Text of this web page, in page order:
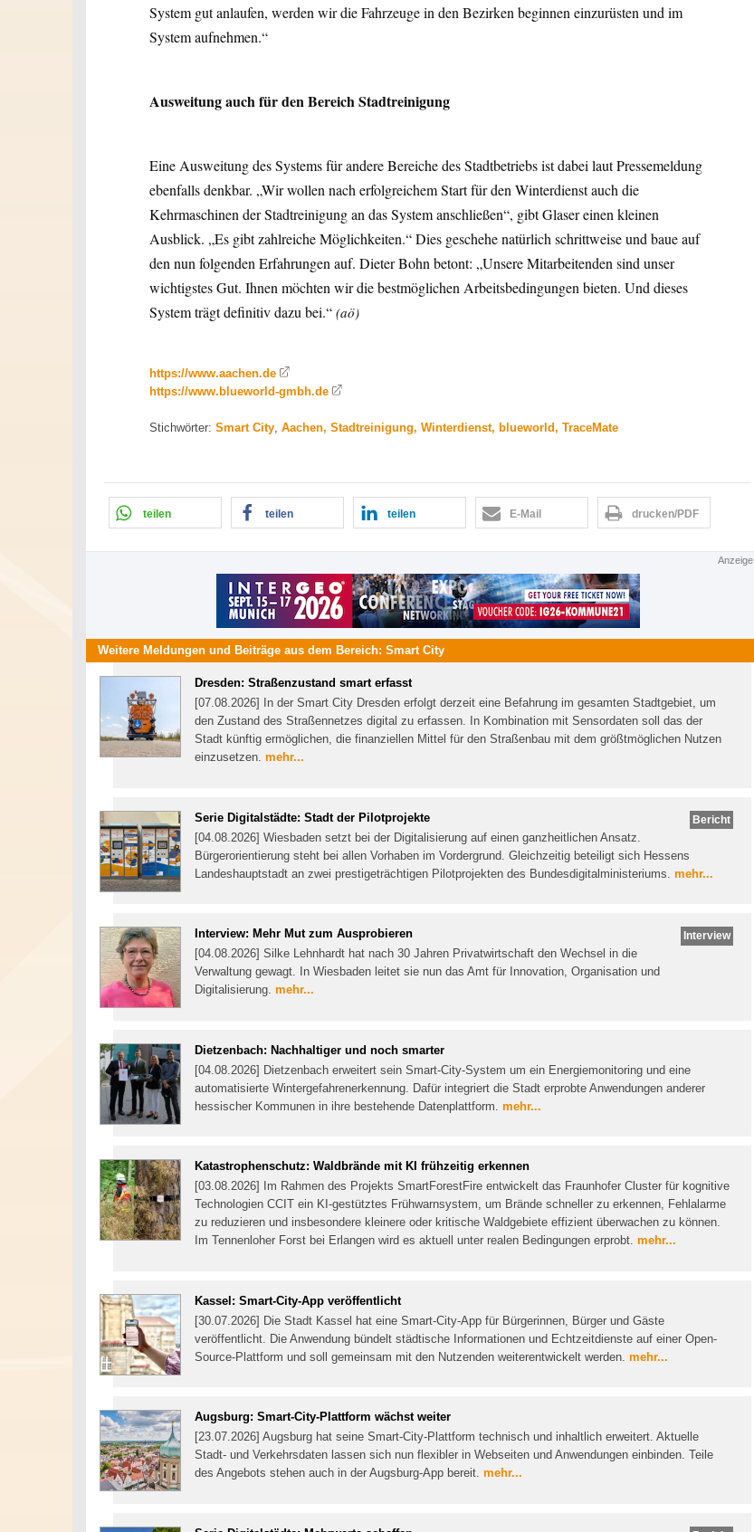
System gut anlaufen, werden wir die Fahrzeuge in den Bezirken beginnen einzurüsten und im
System aufnehmen.“
Ausweitung auch für den Bereich Stadtreinigung
Eine Ausweitung des Systems für andere Bereiche des Stadtbetriebs ist dabei laut Pressemeldung
ebenfalls denkbar. „Wir wollen nach erfolgreichem Start für den Winterdienst auch die
Kehrmaschinen der Stadtreinigung an das System anschließen“, gibt Glaser einen kleinen
Ausblick. „Es gibt zahlreiche Möglichkeiten.“ Dies geschehe natürlich schrittweise und baue auf
den nun folgenden Erfahrungen auf. Dieter Bohn betont: „Unsere Mitarbeitenden sind unser
wichtigstes Gut. Ihnen möchten wir die bestmöglichen Arbeitsbedingungen bieten. Und dieses
System trägt definitiv dazu bei.“ (aö)
https://www.aachen.de
https://www.blueworld-gmbh.de
Stichwörter: Smart City Aachen, Stadtreinigung, Winterdienst, blueworld, TraceMate
teilen teilen teilen E-Mail drucken/PDF
Anzeige
Weitere Meldungen und Beiträge aus dem Bereich: Smart City
Dresden: Straßenzustand smart erfasst
[07.08.2026] In der Smart City Dresden erfolgt derzeit eine Befahrung im gesamten Stadtgebiet, um
den Zustand des Straßennetzes digital zu erfassen. In Kombination mit Sensordaten soll das der
Stadt künftig ermöglichen, die finanziellen Mittel für den Straßenbau mit dem größtmöglichen Nutzen
einzusetzen. mehr...
Bericht
Serie Digitalstädte: Stadt der Pilotprojekte
[04.08.2026] Wiesbaden setzt bei der Digitalisierung auf einen ganzheitlichen Ansatz.
Bürgerorientierung steht bei allen Vorhaben im Vordergrund. Gleichzeitig beteiligt sich Hessens
Landeshauptstadt an zwei prestigeträchtigen Pilotprojekten des Bundesdigitalministeriums. mehr...
Interview
Interview: Mehr Mut zum Ausprobieren
[04.08.2026] Silke Lehnhardt hat nach 30 Jahren Privatwirtschaft den Wechsel in die
Verwaltung gewagt. In Wiesbaden leitet sie nun das Amt für Innovation, Organisation und
Digitalisierung. mehr...
Dietzenbach: Nachhaltiger und noch smarter
[04.08.2026] Dietzenbach erweitert sein Smart-City-System um ein Energiemonitoring und eine
automatisierte Wintergefahrenerkennung. Dafür integriert die Stadt erprobte Anwendungen anderer
hessischer Kommunen in ihre bestehende Datenplattform. mehr...
Katastrophenschutz: Waldbrände mit KI frühzeitig erkennen
[03.08.2026] Im Rahmen des Projekts SmartForestFire entwickelt das Fraunhofer Cluster für kognitive
Technologien CCIT ein KI-gestütztes Frühwarnsystem, um Brände schneller zu erkennen, Fehlalarme
zu reduzieren und insbesondere kleinere oder kritische Waldgebiete effizient überwachen zu können.
Im Tennenloher Forst bei Erlangen wird es aktuell unter realen Bedingungen erprobt. mehr...
Kassel: Smart-City-App veröffentlicht
[30.07.2026] Die Stadt Kassel hat eine Smart-City-App für Bürgerinnen, Bürger und Gäste
veröffentlicht. Die Anwendung bündelt städtische Informationen und Echtzeitdienste auf einer Open-
Source-Plattform und soll gemeinsam mit den Nutzenden weiterentwickelt werden. mehr...
Augsburg: Smart-City-Plattform wächst weiter
[23.07.2026] Augsburg hat seine Smart-City-Plattform technisch und inhaltlich erweitert. Aktuelle
Stadt- und Verkehrsdaten lassen sich nun flexibler in Webseiten und Anwendungen einbinden. Teile
des Angebots stehen auch in der Augsburg-App bereit. mehr...